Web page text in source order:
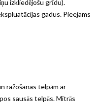
izkliedējošu grīdu).
gadus. Pieejams
ražošanas telpām ar
sausās telpās. Mitrās